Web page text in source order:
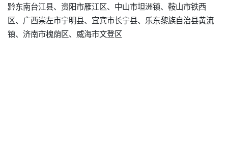
黔东南台江县、资阳市雁江区、中山市坦洲镇、鞍山市铁西
区、广西崇左市宁明县、宜宾市长宁县、乐东黎族自治县黄流
镇、济南市槐荫区、威海市文登区